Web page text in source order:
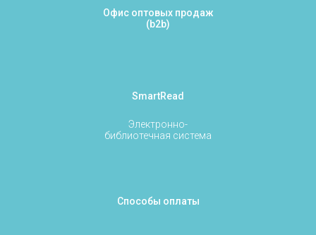
Офис оптовых продаж
(b2b)
SmartRead
Электронно-
библиотечная система
Способы оплаты